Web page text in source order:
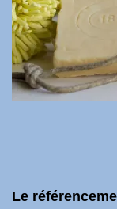
Le